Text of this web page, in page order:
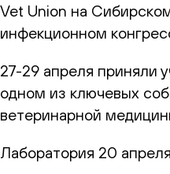
Vet Union на
инфекционном
27-29 апреля приняли
одном из ключевых
ветеринарной
Лаборатория 20